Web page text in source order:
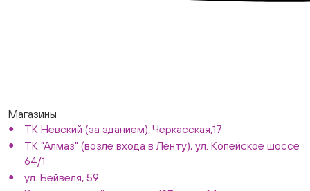
Магазины
ТК Невский (за зданием), Черкасская,17
ТК "Алмаз" (возле входа в Ленту), ул. Копейское шоссе
64/1
ул. Бейвеля, 59